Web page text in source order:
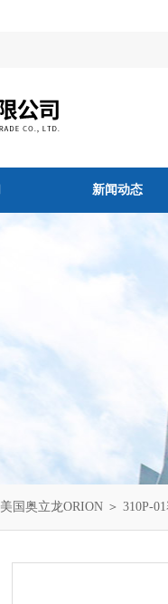
新闻动态
美国奥立龙ORION ＞ 310P-